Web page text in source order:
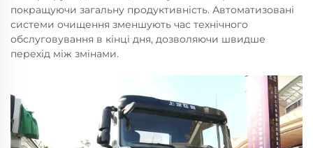
покращуючи загальну продуктивність. Автоматизовані
системи очищення зменшують час технічного
обслуговування в кінці дня, дозволяючи швидше
перехід між змінами.